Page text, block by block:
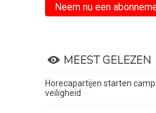
Neem nu een
MEEST GELEZEN
Horecapartijen starten
veiligheid